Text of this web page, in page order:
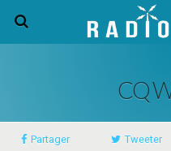
CQ
Partager Tweeter